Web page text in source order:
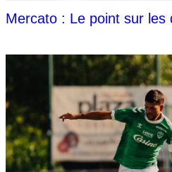
Mercato : Le point sur les